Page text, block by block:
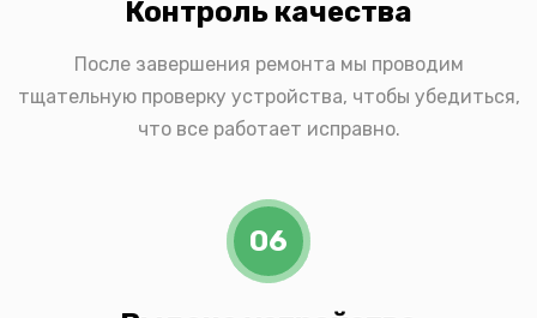
Контроль качества
После завершения ремонта мы проводим
тщательную проверку устройства, чтобы убедиться,
что все работает исправно.
06